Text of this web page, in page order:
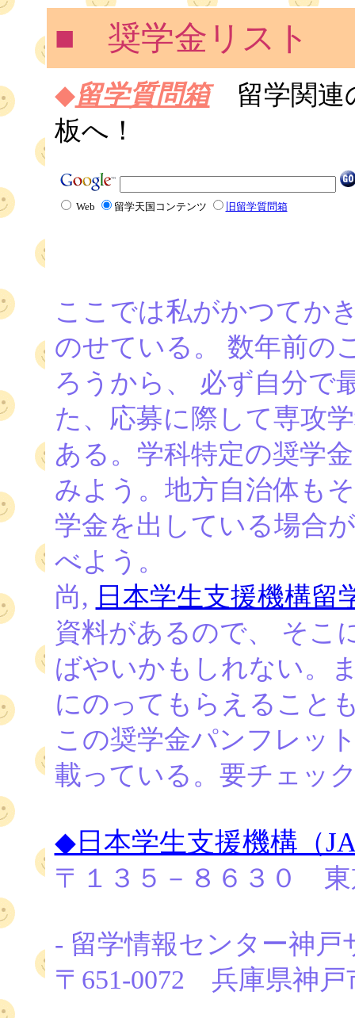
■ 奨学金リスト
◆留学質問箱留学関連
板へ！
Web 留学天国コンテンツ 旧留学質問箱
ここでは私がかつてか
のせている。 数年前の
ろうから、 必ず自分で
た、応募に際して専攻
ある。学科特定の奨学
みよう。地方自治体も
学金を出している場合
べよう。
尚, 日本学生支援機構留
資料があるので、 そこ
ばやいかもしれない。
にのってもらえること
この奨学金パンフレッ
載っている。要チェッ
◆日本学生支援機構（
〒１３５－８６３０ 東
- 留学情報センター神戸
〒651-0072 兵庫県神戸